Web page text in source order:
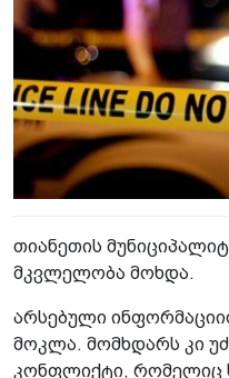
თიანეთის
მკვლელობა მოხდა.
არსებული
მოკლა. მომხდარს კი
კონფლიქტი, რომელიც